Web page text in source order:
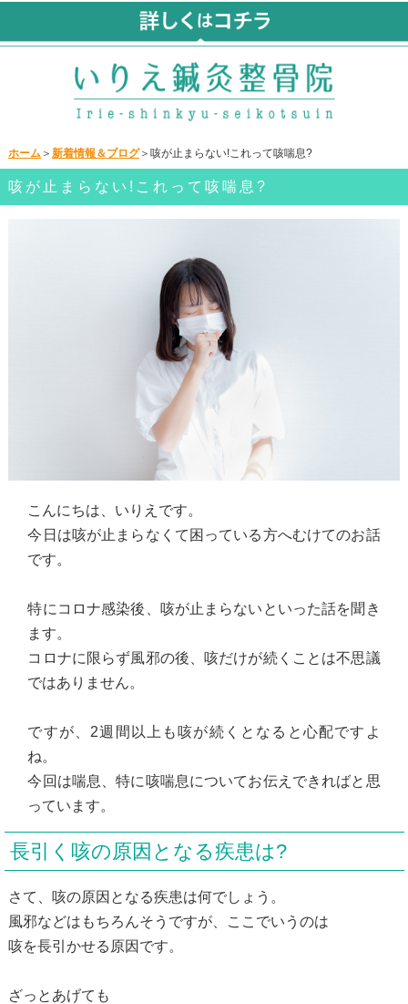
ホーム＞ 新着情報＆ブログ＞咳が止まらない!これって咳喘息?
咳が止まらない!これって咳喘息?
こんにちは、いりえです。
今日は咳が止まらなくて困っている方へむけてのお話
です。
特にコロナ感染後、咳が止まらないといった話を聞き
ます。
コロナに限らず風邪の後、咳だけが続くことは不思議
ではありません。
ですが、2週間以上も咳が続くとなると心配ですよ
ね。
今回は喘息、特に咳喘息についてお伝えできればと思
っています。
長引く咳の原因となる疾患は?
さて、咳の原因となる疾患は何でしょう。
風邪などはもちろんそうですが、ここでいうのは
咳を長引かせる原因です。
ざっとあげても